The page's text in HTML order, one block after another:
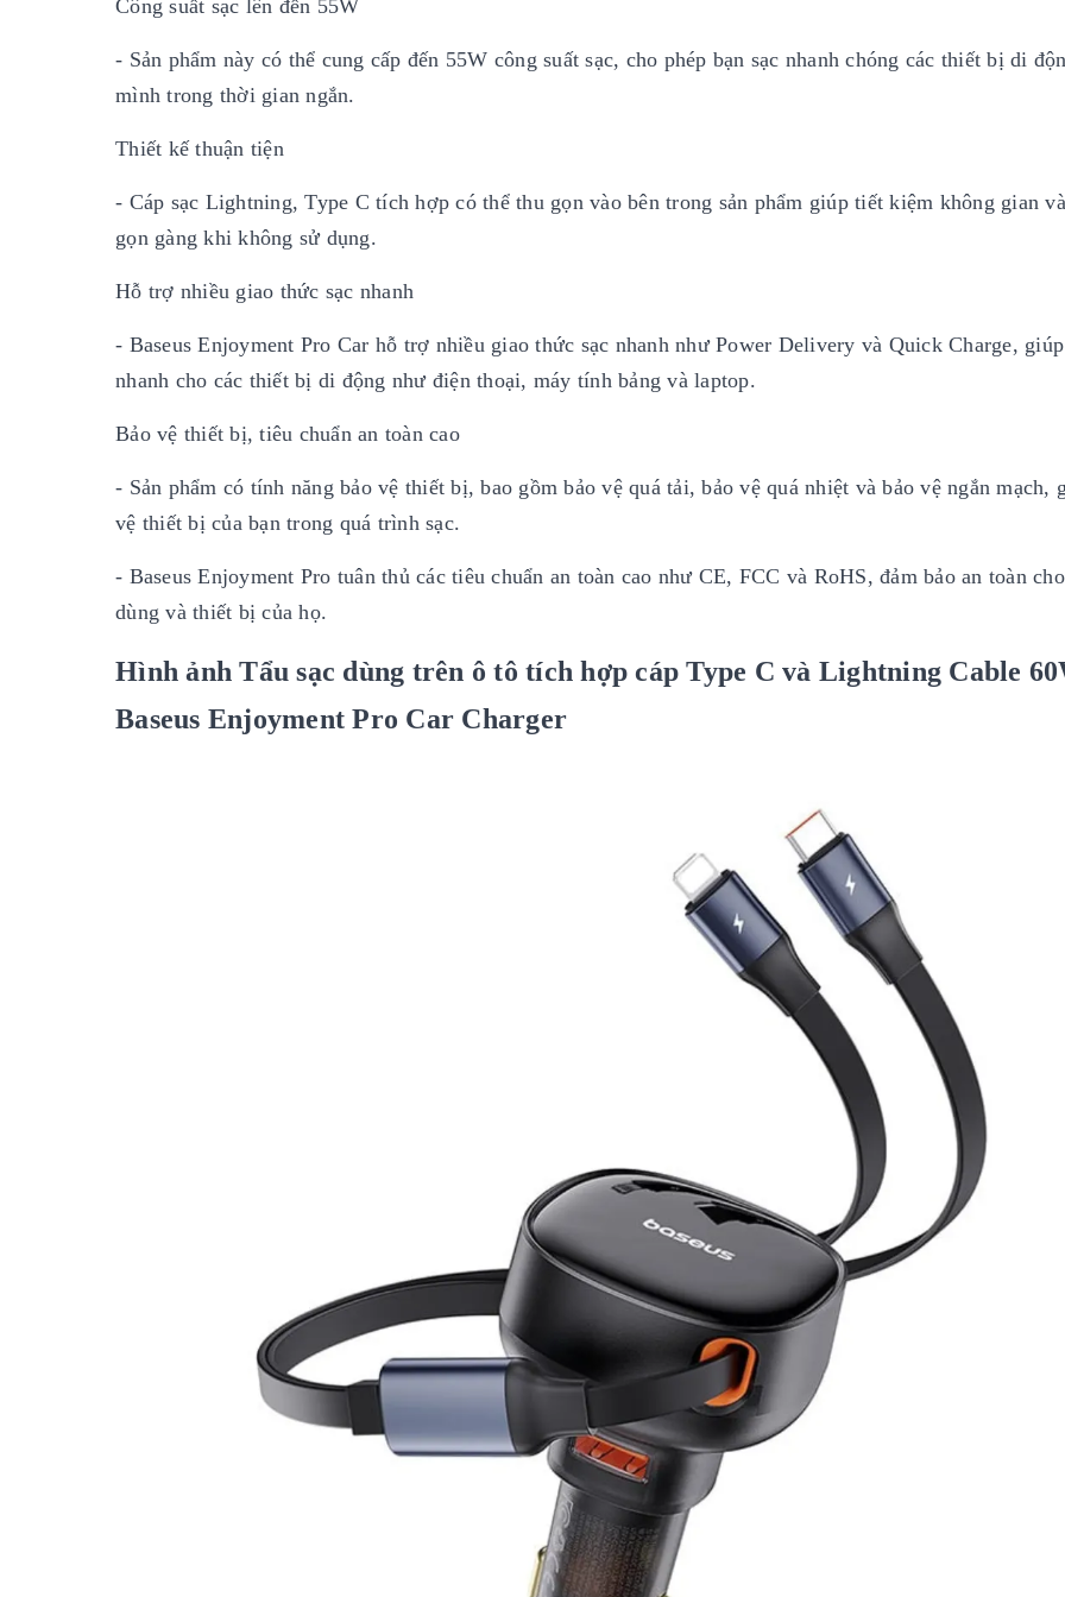
Công suất sạc lên đến 55W
- Sản phẩm này có thể cung cấp đến 55W công suất sạc, cho phép bạn sạc nhanh chóng các thiết bị di
mình trong thời gian ngắn.
Thiết kế thuận tiện
- Cáp sạc Lightning, Type C tích hợp có thể thu gọn vào bên trong sản phẩm giúp tiết kiệm không gian
gọn gàng khi không sử dụng.
Hỗ trợ nhiều giao thức sạc nhanh
- Baseus Enjoyment Pro Car hỗ trợ nhiều giao thức sạc nhanh như Power Delivery và Quick Charge,
nhanh cho các thiết bị di động như điện thoại, máy tính bảng và laptop.
Bảo vệ thiết bị, tiêu chuẩn an toàn cao
- Sản phẩm có tính năng bảo vệ thiết bị, bao gồm bảo vệ quá tải, bảo vệ quá nhiệt và bảo vệ ngắn mạch,
vệ thiết bị của bạn trong quá trình sạc.
- Baseus Enjoyment Pro tuân thủ các tiêu chuẩn an toàn cao như CE, FCC và RoHS, đảm bảo an toàn
dùng và thiết bị của họ.
Hình ảnh Tẩu sạc dùng trên ô tô tích hợp cáp Type C và Lightning Cable
Baseus Enjoyment Pro Car Charger